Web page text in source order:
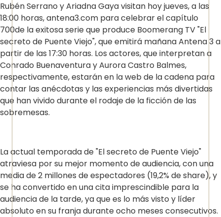
Rubén Serrano y Ariadna Gaya visitan hoy jueves, a las
18:00 horas, antena3.com para celebrar el capítulo
700de la exitosa serie que produce Boomerang TV "El
secreto de Puente Viejo", que emitirá mañana Antena 3 a
partir de las 17:30 horas. Los actores, que interpretan a
Conrado Buenaventura y Aurora Castro Balmes,
respectivamente, estarán en la web de la cadena para
contar las anécdotas y las experiencias más divertidas
que han vivido durante el rodaje de la ficción de las
sobremesas.
La actual temporada de "El secreto de Puente Viejo"
atraviesa por su mejor momento de audiencia, con una
media de 2 millones de espectadores (19,2% de share), y
se ha convertido en una cita imprescindible para la
audiencia de la tarde, ya que es lo más visto y líder
absoluto en su franja durante ocho meses consecutivos.